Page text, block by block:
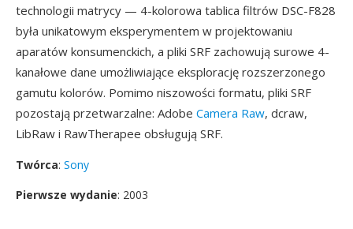
technologii matrycy — 4-kolorowa tablica filtrów DSC-F828
była unikatowym eksperymentem w projektowaniu
aparatów konsumenckich, a pliki SRF zachowują surowe 4-
kanałowe dane umożliwiające eksplorację rozszerzonego
gamutu kolorów. Pomimo niszowości formatu, pliki SRF
pozostają przetwarzalne: Adobe Camera Raw, dcraw,
LibRaw i RawTherapee obsługują SRF.
Twórca: Sony
Pierwsze wydanie: 2003